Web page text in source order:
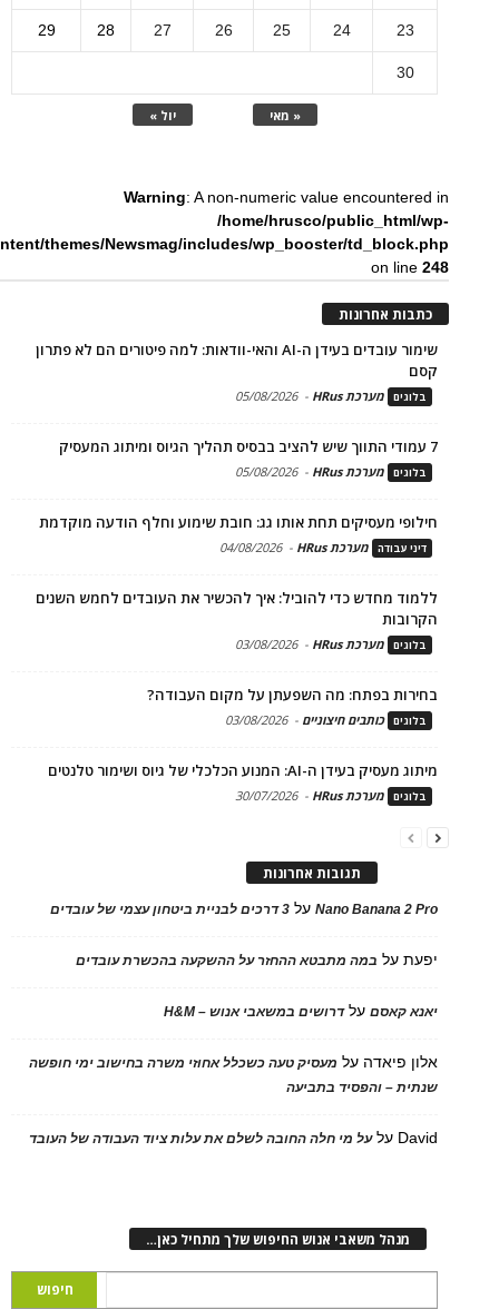
« מאי יול »
23
24
25
26
27
28
29
30
Warning: A non-numeric value encountered in
/home/hrusco/public_html/wp-
themes/Newsmag/includes/wp_booster/td_block.php
on line248
כתבות אחרונות
שימור עובדים בעידן ה-AI והאי-וודאות: למה פיטורים הם לא פתרון
קסם
בלוגים מערכת HRus -
05/08/2026
7 עמודי התווך שיש להציב בבסיס תהליך הגיוס ומיתוג המעסיק
בלוגים מערכת HRus -
05/08/2026
חילופי מעסיקים תחת אותו גג: חובת שימוע וחלף הודעה מוקדמת
דיני עבודה מערכת HRus -
04/08/2026
ללמוד מחדש כדי להוביל: איך להכשיר את העובדים לחמש השנים
הקרובות
בלוגים מערכת HRus -
03/08/2026
בחירות בפתח: מה השפעתן על מקום העבודה?
בלוגים כותבים חיצוניים -
03/08/2026
מיתוג מעסיק בעידן ה-AI: המנוע הכלכלי של גיוס ושימור טלנטים
בלוגים מערכת HRus -
30/07/2026
תגובות אחרונות
Nano Banana 2 Proעל 3 דרכים לבניית ביטחון עצמי של עובדים
יפעתעל במה מתבטא ההחזר על ההשקעה בהכשרת עובדים
יאנא קאסםעלדרושים במשאבי אנוש – H&M
אלון פיאדה על מעסיק טעה כשכלל אחוזי משרה בחישוב ימי חופשה
שנתית – והפסיד בתביעה
David עלעל מי חלה החובה לשלם את עלות ציוד העבודה של העובד
מנהל משאבי אנוש החיפוש שלך מתחיל כאן…